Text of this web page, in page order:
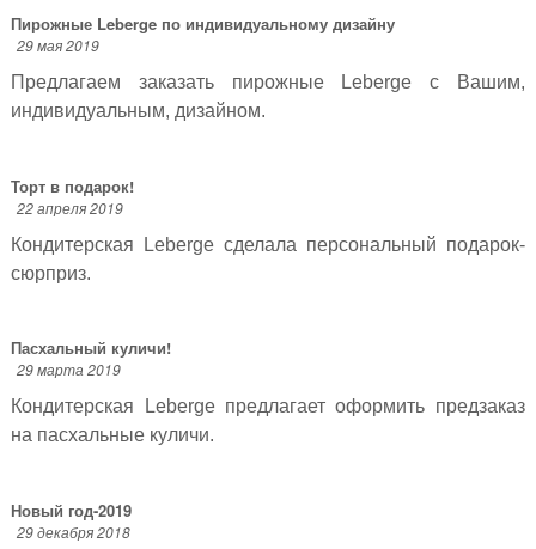
Пирожные Leberge по индивидуальному дизайну
29 мая 2019
Предлагаем заказать пирожные Leberge с Вашим,
индивидуальным, дизайном.
Торт в подарок!
22 апреля 2019
Кондитерская Leberge сделала персональный подарок-
сюрприз.
Пасхальный куличи!
29 марта 2019
Кондитерская Leberge предлагает оформить предзаказ
на пасхальные куличи.
Новый год-2019
29 декабря 2018